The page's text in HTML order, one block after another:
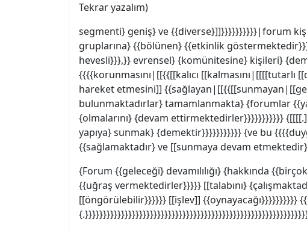
Tekrar yazalım)
segmenti} geniş} ve {{diverse}]]}}}}}}}}}}|forum
gruplarına} {{bölünen} {{etkinlik
hevesli}}},}} evrensel} {komünitesine} kişileri}
{{{{korunmasını|[[{{[[kalıcı [[kalmasını|[[[[tutarlı
hareket etmesini]]
bulunmaktadırlar} tamamlanmakta} {forumlar
{olmalarını} {devam ettirmektedirler}}}}}}}}}}}
yapıya} sunmak} {demektir}}}}}}}}}}} {ve bu
{{sağlamaktadır} ve [[sunmaya devam
{Forum {{geleceği} devamılılığı} {hakkında
{{uğraş vermektedirler}}}}} [[talabını}
[[öngörülebilir}}}}}} [[işlev]]